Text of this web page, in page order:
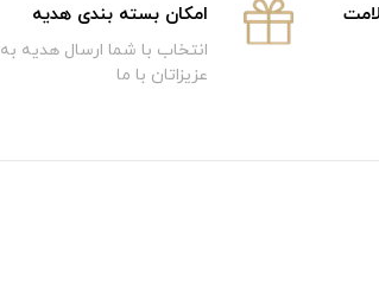
امکان بسته بندی هدیه
انتخاب با شما ارسال هدیه به
عزیزاتان با ما